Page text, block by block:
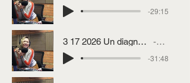
-29:15
3 17 2026 Un diagnostico que movió a toda la familia... y el amor que los sostuvo
ADRI
-31:48